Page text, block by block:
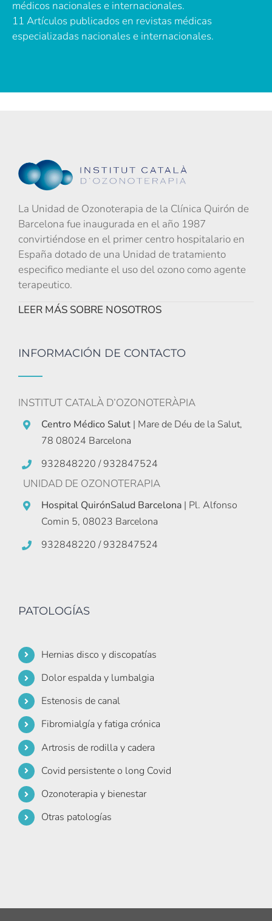
médicos nacionales e internacionales.
11 Artículos publicados en revistas médicas
especializadas nacionales e internacionales.
La Unidad de Ozonoterapia de la Clínica Quirón de
Barcelona fue inaugurada en el año 1987
convirtiéndose en el primer centro hospitalario en
España dotado de una Unidad de tratamiento
especifico mediante el uso del ozono como agente
terapeutico.
LEER MÁS SOBRE NOSOTROS
INFORMACIÓN DE CONTACTO
INSTITUT CATALÀ D’OZONOTERÀPIA
Centro Médico Salut | Mare de Déu de la Salut,
78 08024 Barcelona
932848220 / 932847524
UNIDAD DE OZONOTERAPIA
Hospital QuirónSalud Barcelona | Pl. Alfonso
Comin 5, 08023 Barcelona
932848220 / 932847524
PATOLOGÍAS
Hernias disco y discopatías
Dolor espalda y lumbalgia
Estenosis de canal
Fibromialgía y fatiga crónica
Artrosis de rodilla y cadera
Covid persistente o long Covid
Ozonoterapia y bienestar
Otras patologías